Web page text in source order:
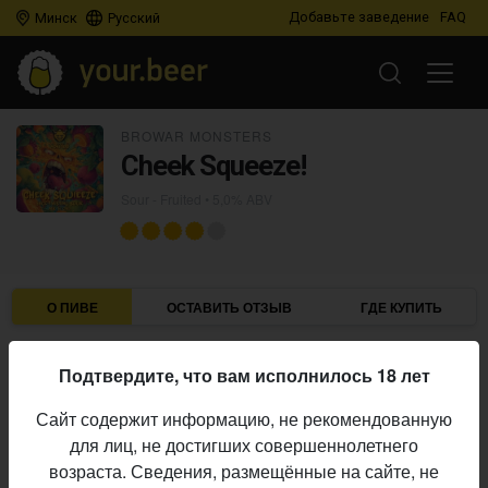
Минск Русский Добавьте заведение FAQ
Cheek Squeeze!
О ПИВЕ ОСТАВИТЬ ОТЗЫВ ГДЕ КУПИТЬ
Пивоварня:
Алкоголь:
5,0%
Начало
выпуска:
26.04.2026
Подтвердите, что вам исполнилось 18 лет
Сайт содержит информацию, не рекомендованную
для лиц, не достигших совершеннолетнего
возраста. Сведения, размещённые на сайте, не